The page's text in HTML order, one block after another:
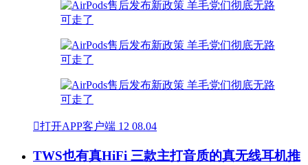
打开APP客户端 12 08.04
TWS也有真HiFi 三款主打音质的真无线耳机推